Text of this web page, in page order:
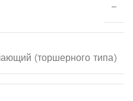
–
(торшерного типа)